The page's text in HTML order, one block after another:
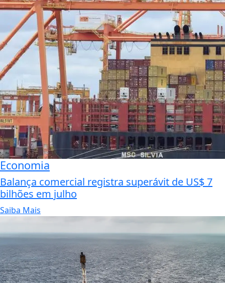
Economia
Balança comercial registra superávit de US$ 7
bilhões em julho
Saiba Mais